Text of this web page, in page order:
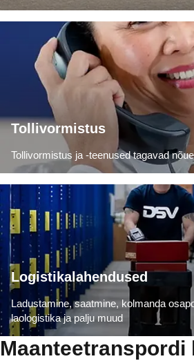
Tollivormistus
Tollivormistus ja -teenused tagavad
Logistikalahendused
Ladustamine, saatmine, kolmanda
laologistika ja palju muud
Maanteetranspordi